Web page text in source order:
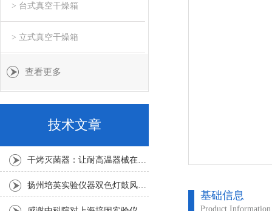
基础信息
Product Information
> 台式真空干燥箱
> 立式真空干燥箱
查看更多
技术文章
干烤灭菌器：让耐高温器械在无水高温中重获无菌新生
扬州培英实验仪器双色灯鼓风干燥箱